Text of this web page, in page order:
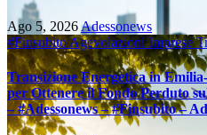
Ago 5, 2026Adessonews
#Finsubito Agevolazioni Imprese
Transizione Energetica in
per Ottenere il Fondo Perduto
– #Adessonews – #Finsubito –